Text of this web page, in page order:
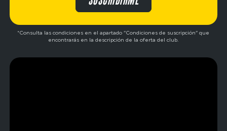
*Consulta las condiciones en el apartado "Condiciones de suscripción" que
encontrarás en la descripción de la oferta del club.